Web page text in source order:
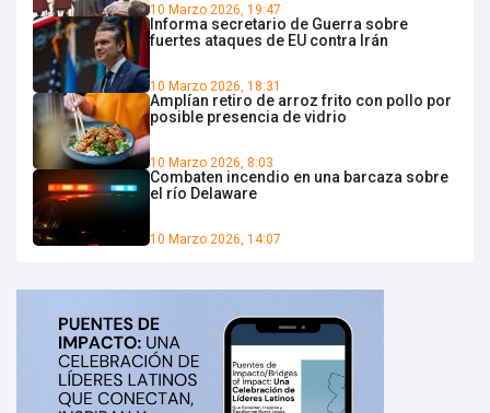
10 Marzo 2026, 19:47
Informa secretario de Guerra sobre
fuertes ataques de EU contra Irán
10 Marzo 2026, 18:31
Amplían retiro de arroz frito con pollo por
posible presencia de vidrio
10 Marzo 2026, 8:03
Combaten incendio en una barcaza sobre
el río Delaware
10 Marzo 2026, 14:07